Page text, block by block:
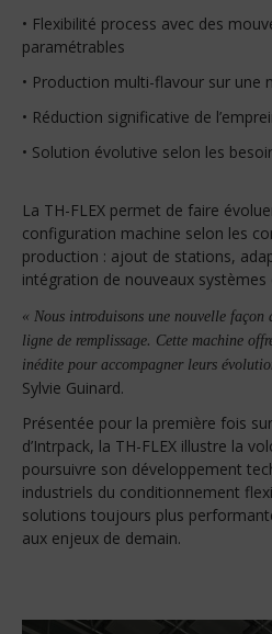
• Flexibilité process avec des
paramétrables
• Production multi-flavour sur une
• Réduction significative de
• Solution évolutive selon les
La TH-FLEX permet de faire
configuration machine selon les
production : ajout de stations,
intégration de nouveaux
« Nous introduisons une nouvelle
ligne de remplissage. Cette machine
inédite pour accompagner leurs
Sylvie Guinard.
Présentée pour la première fois
d’Intrpack, la TH-FLEX illustre la
poursuivre son développement
industriels du conditionnement
solutions toujours plus
aux enjeux de demain.